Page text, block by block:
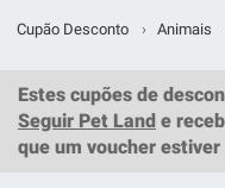
Cupão Desconto › Animais
Estes cupões de
Seguir Pet Land e
que um voucher estiver